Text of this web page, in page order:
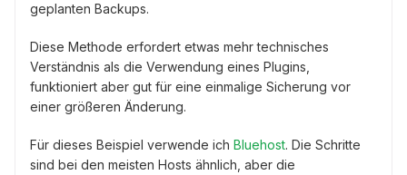
geplanten Backups.
Diese Methode erfordert etwas mehr technisches
Verständnis als die Verwendung eines Plugins,
funktioniert aber gut für eine einmalige Sicherung vor
einer größeren Änderung.
Für dieses Beispiel verwende ich Bluehost. Die Schritte
sind bei den meisten Hosts ähnlich, aber die